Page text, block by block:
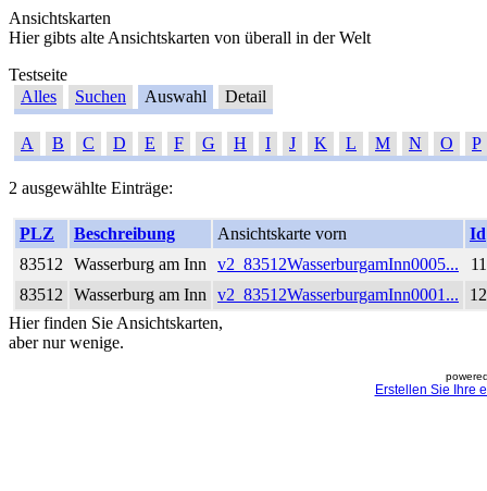
Ansichtskarten
Hier gibts alte Ansichtskarten von überall in der Welt
Testseite
Alles
Suchen Auswahl Detail
A B C D E F G H I J K L M N O P
2 ausgewählte Einträge:
PLZ Beschreibung Ansichtskarte vorn
Id
83512
Wasserburg am Inn v2_83512WasserburgamInn0005...
11
83512
Wasserburg am Inn v2_83512WasserburgamInn0001...
12
Hier finden Sie Ansichtskarten,
aber nur wenige.
Erstellen Sie Ihre